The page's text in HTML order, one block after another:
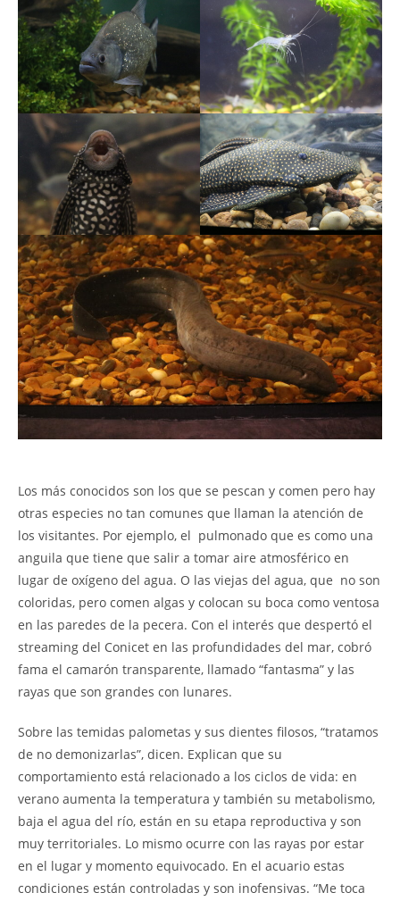
Los más conocidos son los que se pescan y comen pero hay
otras especies no tan comunes que llaman la atención de
los visitantes. Por ejemplo, el pulmonado que es como una
anguila que tiene que salir a tomar aire atmosférico en
lugar de oxígeno del agua. O las viejas del agua, que no son
coloridas, pero comen algas y colocan su boca como ventosa
en las paredes de la pecera. Con el interés que despertó el
streaming del Conicet en las profundidades del mar, cobró
fama el camarón transparente, llamado “fantasma” y las
rayas que son grandes con lunares.
Sobre las temidas palometas y sus dientes filosos, “tratamos
de no demonizarlas”, dicen. Explican que su
comportamiento está relacionado a los ciclos de vida: en
verano aumenta la temperatura y también su metabolismo,
baja el agua del río, están en su etapa reproductiva y son
muy territoriales. Lo mismo ocurre con las rayas por estar
en el lugar y momento equivocado. En el acuario estas
condiciones están controladas y son inofensivas. “Me toca